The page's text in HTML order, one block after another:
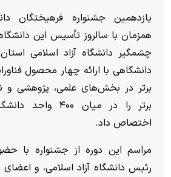
یازدهمین جشنواره فرهیختگان
همزمان با سالروز تأسیس این
چشمگیر دانشگاه آزاد اسلامی
دانشگاهی با ارائه چهار محصول
برتر در بخش‌های علمی، پژوهشی و
برتر را در میان
اختصاص داد.
مراسم این دوره از جشنواره با
رئیس دانشگاه آزاد اسلامی، و